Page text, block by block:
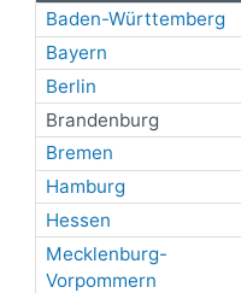
Baden-Württemberg
Bayern
Berlin
Brandenburg
Bremen
Hamburg
Hessen
Mecklenburg-
Vorpommern